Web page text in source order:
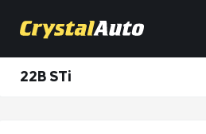
22B STi